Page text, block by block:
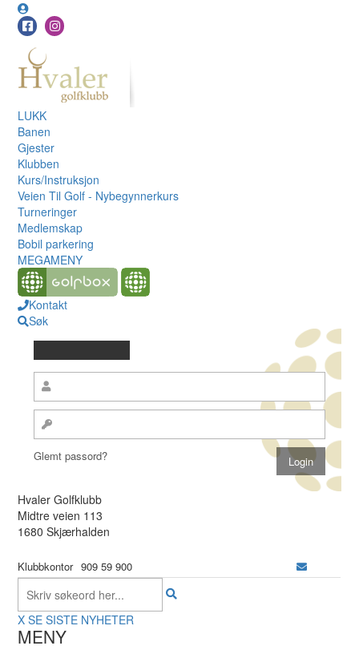
LUKK
Banen
Gjester
Klubben
Kurs/Instruksjon
Veien Til Golf - Nybegynnerkurs
Turneringer
Medlemskap
Bobil parkering
MEGAMENY
Kontakt
Søk
Glemt passord?
Hvaler Golfklubb
Midtre veien 113
1680 Skjærhalden
Klubbkontor 909 59 900
X SE SISTE NYHETER
MENY